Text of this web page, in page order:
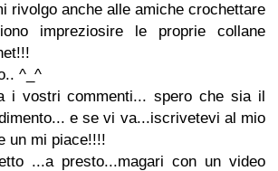
rivolgo anche alle amiche crochettare
impreziosire le proprie collane
^_^
i vostri commenti... spero che sia il
e se vi va...iscrivetevi al mio
un mi piace!!!!
...a presto...magari con un video